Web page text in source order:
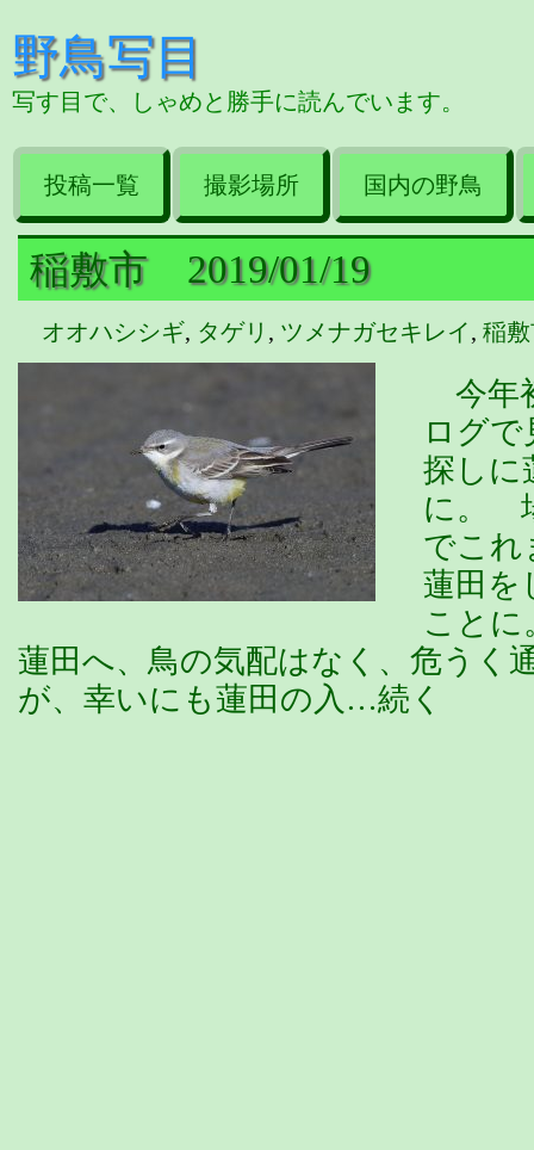
野鳥写目
写す目で、しゃめと勝手に読んでいます。
投稿一覧 撮影場所 国内の野鳥
稲敷市 2019/01/19
オオハシシギ, タゲリ , ツメナガセキレイ, 稲
今年
ログ
探しに
に。
でこれ
蓮田を
こと
蓮田へ、鳥の気配はなく、危うく
が、幸いにも蓮田の入…続く